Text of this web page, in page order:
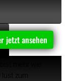
"
jetzt ansehen
zum